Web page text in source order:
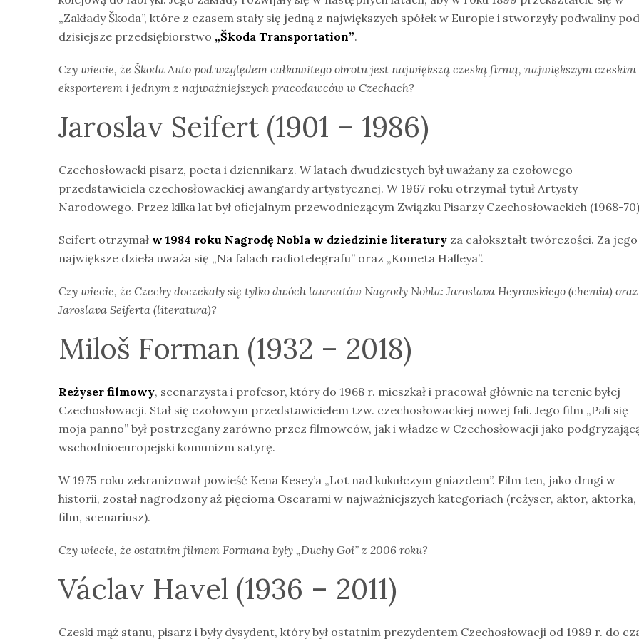
„Zakłady Škoda”, które z czasem stały się jedną z największych spółek w Europie i stworzyły podwaliny pod
dzisiejsze przedsiębiorstwo „Škoda Transportation”.
Czy wiecie, że Škoda Auto pod względem całkowitego obrotu jest największą czeską firmą, największym czeskim
eksporterem i jednym z najważniejszych pracodawców w Czechach?
Jaroslav Seifert (1901 – 1986)
Czechosłowacki pisarz, poeta i dziennikarz. W latach dwudziestych był uważany za czołowego
przedstawiciela czechosłowackiej awangardy artystycznej. W 1967 roku otrzymał tytuł Artysty
Narodowego. Przez kilka lat był oficjalnym przewodniczącym Związku Pisarzy Czechosłowackich (1968-
Seifert otrzymał w 1984 roku Nagrodę Nobla w dziedzinie literatury za całokształt twórczości. Za jego
największe dzieła uważa się „Na falach radiotelegrafu” oraz „Kometa Halleya”.
Czy wiecie, że Czechy doczekały się tylko dwóch laureatów Nagrody Nobla: Jaroslava Heyrovskiego (chemia) oraz
Jaroslava Seiferta (literatura)?
Miloš Forman (1932 – 2018)
Reżyser filmowy, scenarzysta i profesor, który do 1968 r. mieszkał i pracował głównie na terenie byłej
Czechosłowacji. Stał się czołowym przedstawicielem tzw. czechosłowackiej nowej fali. Jego film „Pali się
moja panno” był postrzegany zarówno przez filmowców, jak i władze w Czechosłowacji jako
wschodnioeuropejski komunizm satyrę.
W 1975 roku zekranizował powieść Kena Kesey’a „Lot nad kukułczym gniazdem”. Film ten, jako drugi w
historii, został nagrodzony aż pięcioma Oscarami w najważniejszych kategoriach (reżyser, aktor, aktorka,
film, scenariusz).
Czy wiecie, że ostatnim filmem Formana były „Duchy Goi” z 2006 roku?
Václav Havel (1936 – 2011)
Czeski mąż stanu, pisarz i były dysydent, który był ostatnim prezydentem Czechosłowacji od 1989 r. do